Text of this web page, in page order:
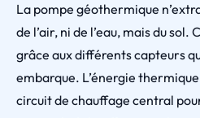
La pompe géothermique
de l’air, ni de l’eau, mais du sol.
grâce aux différents capteurs
embarque. L’énergie
circuit de chauffage central